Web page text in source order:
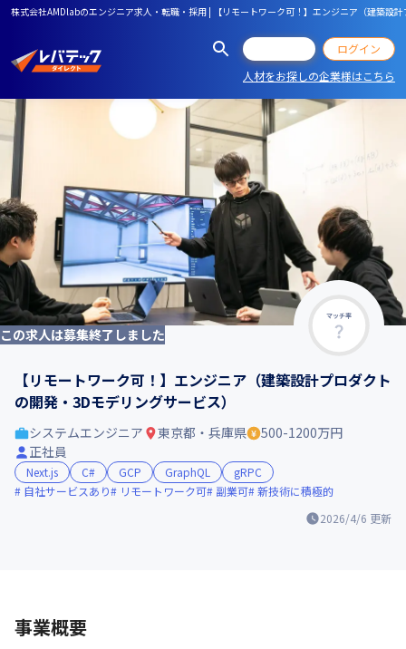
株式会社AMDlabのエンジニア求人・転職・採用 | 【リモートワーク可！】エンジニア（建築設
ログイン
人材をお探しの企業様はこちら
マッチ率
この求人は募集終了しました
【リモートワーク可！】エンジニア（建築設計プロダクト
の開発・3Dモデリングサービス）
2026/4/6 更新
システムエンジニア 東京都・兵庫県
500-1200万円
正社員
Next.js C# GCP GraphQL
gRPC
自社サービスあり
リモートワーク可 副業可 新技術に積極的
事業概要